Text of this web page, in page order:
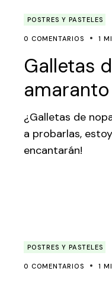
POSTRES Y PASTELES
0 COMENTARIOS 1
Galletas
amaranto
¿Galletas de
a probarlas,
encantarán!
POSTRES Y PASTELES
0 COMENTARIOS 1